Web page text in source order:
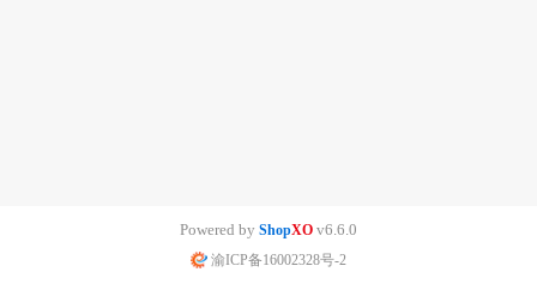
Powered by ShopXO v6.6.0
渝ICP备16002328号-2